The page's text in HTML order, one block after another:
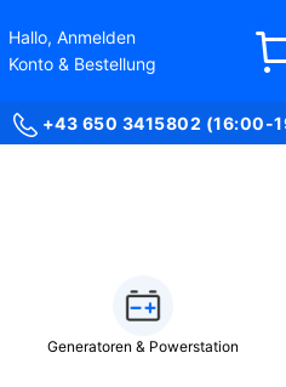
Hallo, Anmelden
Konto & Bestellung
+43 650 3415802 (16:00-
Generatoren & Powerstation